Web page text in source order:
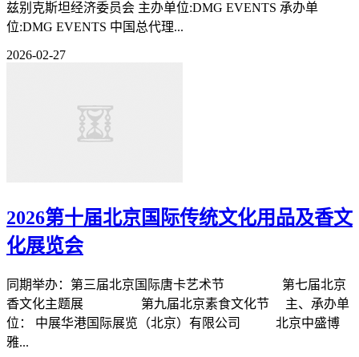
兹别克斯坦经济委员会 主办单位:DMG EVENTS 承办单
位:DMG EVENTS 中国总代理...
2026-02-27
2026第十届北京国际传统文化用品及香文
化展览会
同期举办：第三届北京国际唐卡艺术节 第七届北京
香文化主题展 第九届北京素食文化节 主、承办单
位： 中展华港国际展览（北京）有限公司 北京中盛博
雅...